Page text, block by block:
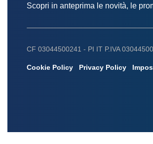
Scopri in anteprima le novità, le
CF 03044500241 - PI IT P.IVA
Cookie Policy Privacy Policy